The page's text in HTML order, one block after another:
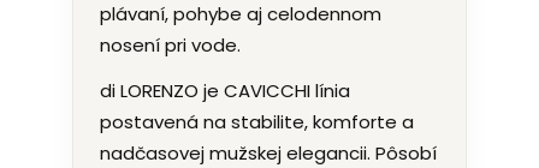
plávaní, pohybe aj celodennom
nosení pri vode.
di LORENZO je CAVICCHI línia
postavená na stabilite, komforte a
nadčasovej mužskej elegancii. Pôsobí